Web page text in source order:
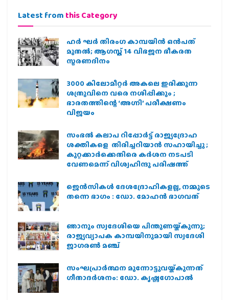
Latest from this Category
ഹര്‍ ഘര്‍ തിരംഗ കാമ്പയിന്‍ ഒന്‍പത്
മുതല്‍; ആഗസ്ത് 14 വിഭജന ഭീകരത
സ്മരണദിനം
3000 കിലോമീറ്റർ അകലെ ഇരിക്കുന്ന
ശത്രുവിനെ വരെ നശിപ്പിക്കും ;
ഭാരതത്തിന്റെ ‘അഗ്നി’ പരീക്ഷണം
വിജയം
സംഭൽ കലാപ റിപ്പോർട്ട് രാജ്യദ്രോഹ
ശക്തികളെ തിരിച്ചറിയാൻ സഹായിച്ചു ;
കുറ്റക്കാർക്കെതിരെ കർശന നടപടി
വേണമെന്ന് വിശ്വഹിന്ദു പരിഷത്ത്
ജെന്‍സികള്‍ ദേശദ്രോഹികളല്ല, നമ്മുടെ
തന്നെ ഭാഗം : ഡോ. മോഹന്‍ ഭാഗവത്
ഞാനും സ്വദേശിയെ പിന്തുണയ്ക്കുന്നു;
രാജ്യവ്യാപക കാമ്പയിനുമായി സ്വദേശി
ജാഗരണ്‍ മഞ്ച്
സംഘപ്രാര്‍ത്ഥന മുന്നോട്ടുവയ്ക്കുന്നത്
ഗീതാദര്‍ശനം: ഡോ. കൃഷ്ണഗോപാല്‍